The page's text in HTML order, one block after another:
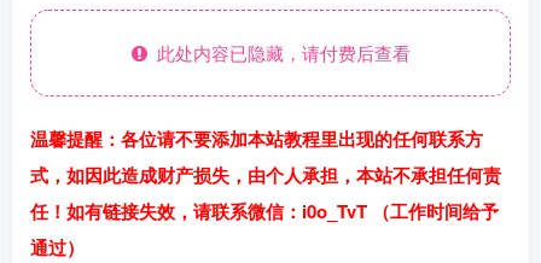
此处内容已隐藏，请付费后查看
温馨提醒：各位请不要添加本站教程里出现的任何联系方
式，如因此造成财产损失，由个人承担，本站不承担任何责
任！如有链接失效，请联系微信：i0o_TvT （工作时间给予
通过）